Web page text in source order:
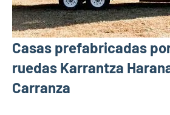
Casas prefabricadas
ruedas Karrantza
Carranza